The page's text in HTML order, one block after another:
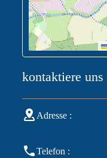
kontaktiere uns
Adresse :
Telefon :